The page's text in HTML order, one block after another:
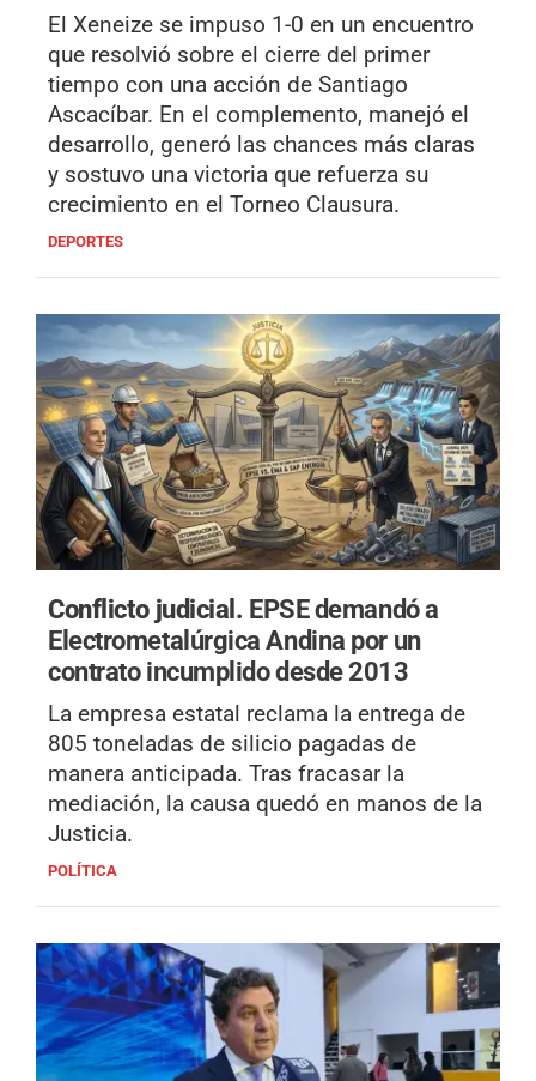
El Xeneize se impuso 1-0 en un encuentro
que resolvió sobre el cierre del primer
tiempo con una acción de Santiago
Ascacíbar. En el complemento, manejó el
desarrollo, generó las chances más claras
y sostuvo una victoria que refuerza su
crecimiento en el Torneo Clausura.
DEPORTES
Conflicto judicial. EPSE demandó a
Electrometalúrgica Andina por un
contrato incumplido desde 2013
La empresa estatal reclama la entrega de
805 toneladas de silicio pagadas de
manera anticipada. Tras fracasar la
mediación, la causa quedó en manos de la
Justicia.
POLÍTICA